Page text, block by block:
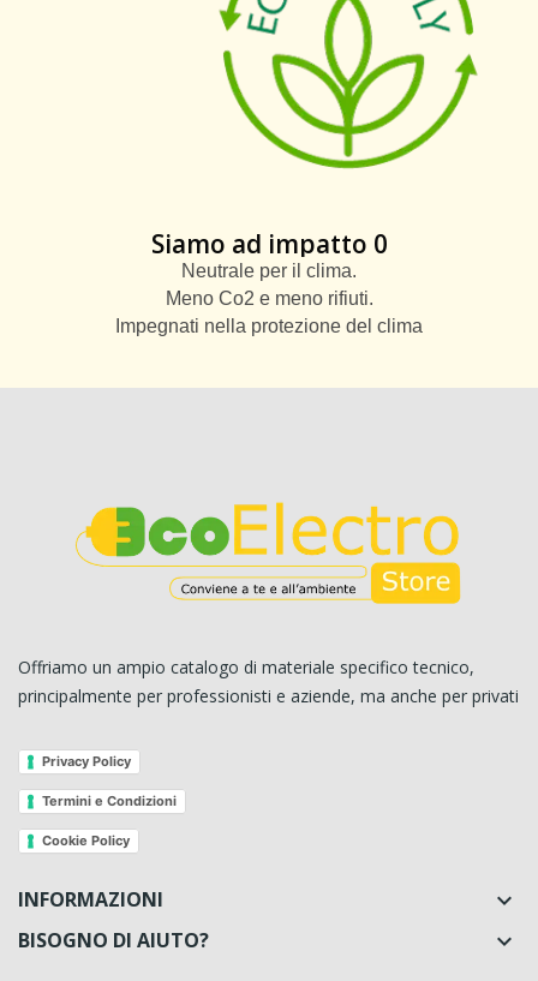
Siamo ad impatto 0
Neutrale per il clima.
Meno Co2 e meno rifiuti.
Impegnati nella protezione del clima
Offriamo un ampio catalogo di materiale specifico tecnico,
principalmente per professionisti e aziende, ma anche per privati
Privacy Policy
Termini e Condizioni
Cookie Policy
INFORMAZIONI 
BISOGNO DI AIUTO? 